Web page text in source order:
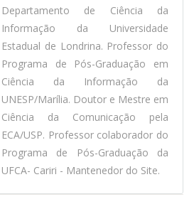
Departamento de Ciência da
Informação da Universidade
Estadual de Londrina. Professor do
Programa de Pós-Graduação em
Ciência da Informação da
UNESP/Marília. Doutor e Mestre em
Ciência da Comunicação pela
ECA/USP. Professor colaborador do
Programa de Pós-Graduação da
UFCA- Cariri - Mantenedor do Site.